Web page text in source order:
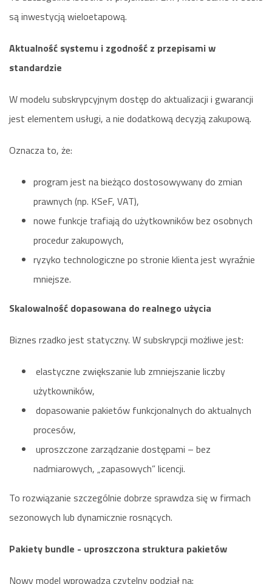
są inwestycją wieloetapową.
Aktualność systemu i zgodność z przepisami w
standardzie
W modelu subskrypcyjnym dostęp do aktualizacji i gwarancji
jest elementem usługi, a nie dodatkową decyzją zakupową.
Oznacza to, że:
program jest na bieżąco dostosowywany do zmian
prawnych (np. KSeF, VAT),
nowe funkcje trafiają do użytkowników bez osobnych
procedur zakupowych,
ryzyko technologiczne po stronie klienta jest wyraźnie
mniejsze.
Skalowalność dopasowana do realnego użycia
Biznes rzadko jest statyczny. W subskrypcji możliwe jest:
elastyczne zwiększanie lub zmniejszanie liczby
użytkowników,
dopasowanie pakietów funkcjonalnych do aktualnych
procesów,
uproszczone zarządzanie dostępami – bez
nadmiarowych, „zapasowych” licencji.
To rozwiązanie szczególnie dobrze sprawdza się w firmach
sezonowych lub dynamicznie rosnących.
Pakiety bundle - uproszczona struktura pakietów
Nowy model wprowadza czytelny podział na: